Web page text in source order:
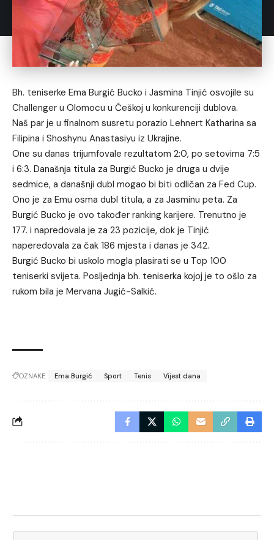
Bh. teniserke Ema Burgić Bucko i Jasmina Tinjić osvojile su
Challenger u Olomocu u Češkoj u konkurenciji dublova.
Naš par je u finalnom susretu porazio Lehnert Katharina sa
Filipina i Shoshynu Anastasiyu iz Ukrajine.
One su danas trijumfovale rezultatom 2:0, po setovima 7:5
i 6:3. Današnja titula za Burgić Bucko je druga u dvije
sedmice, a današnji dubl mogao bi biti odličan za Fed Cup.
Ono je za Emu osma dubl titula, a za Jasminu peta. Za
Burgić Bucko je ovo također ranking karijere. Trenutno je
177. i napredovala je za 23 pozicije, dok je Tinjić
naperedovala za čak 186 mjesta i danas je 342.
Burgić Bucko bi uskolo mogla plasirati se u Top 100
teniserki svijeta. Posljednja bh. teniserka kojoj je to ošlo za
rukom bila je Mervana Jugić-Salkić.
OZNAKE: Ema Burgić Sport Tenis Vijest dana